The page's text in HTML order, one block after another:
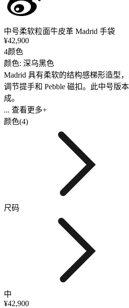
中号柔软粒面牛皮革 Madrid 手袋
¥42,900
4颜色
颜色: 深乌黑色
Madrid 具有柔软的结构感梯形造型
调节提手和 Pebble 磁扣。此中号版
成。
... 查看更多+
颜色(4)
尺码
中
¥42,900